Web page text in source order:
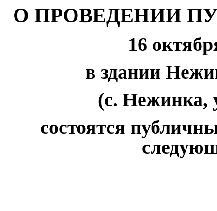
О ПРОВЕДЕНИИ
16
в здании
(с. Нежинка,
состоятся